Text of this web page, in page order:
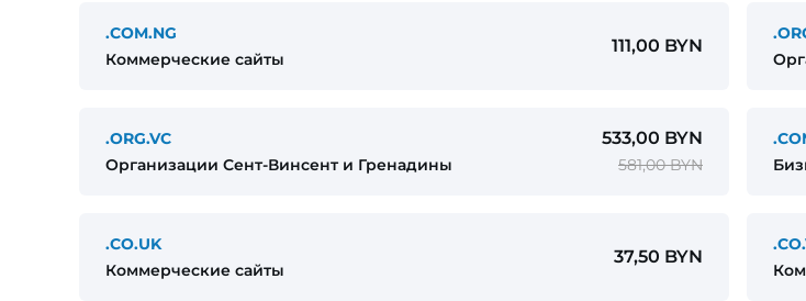
.COM.NG
Коммерческие сайты
111,00 BYN
.ORG.VC
Организации Сент-Винсент и Гренадины
533,00 BYN
581,00 BYN
.CO.UK
Коммерческие сайты
37,50 BYN